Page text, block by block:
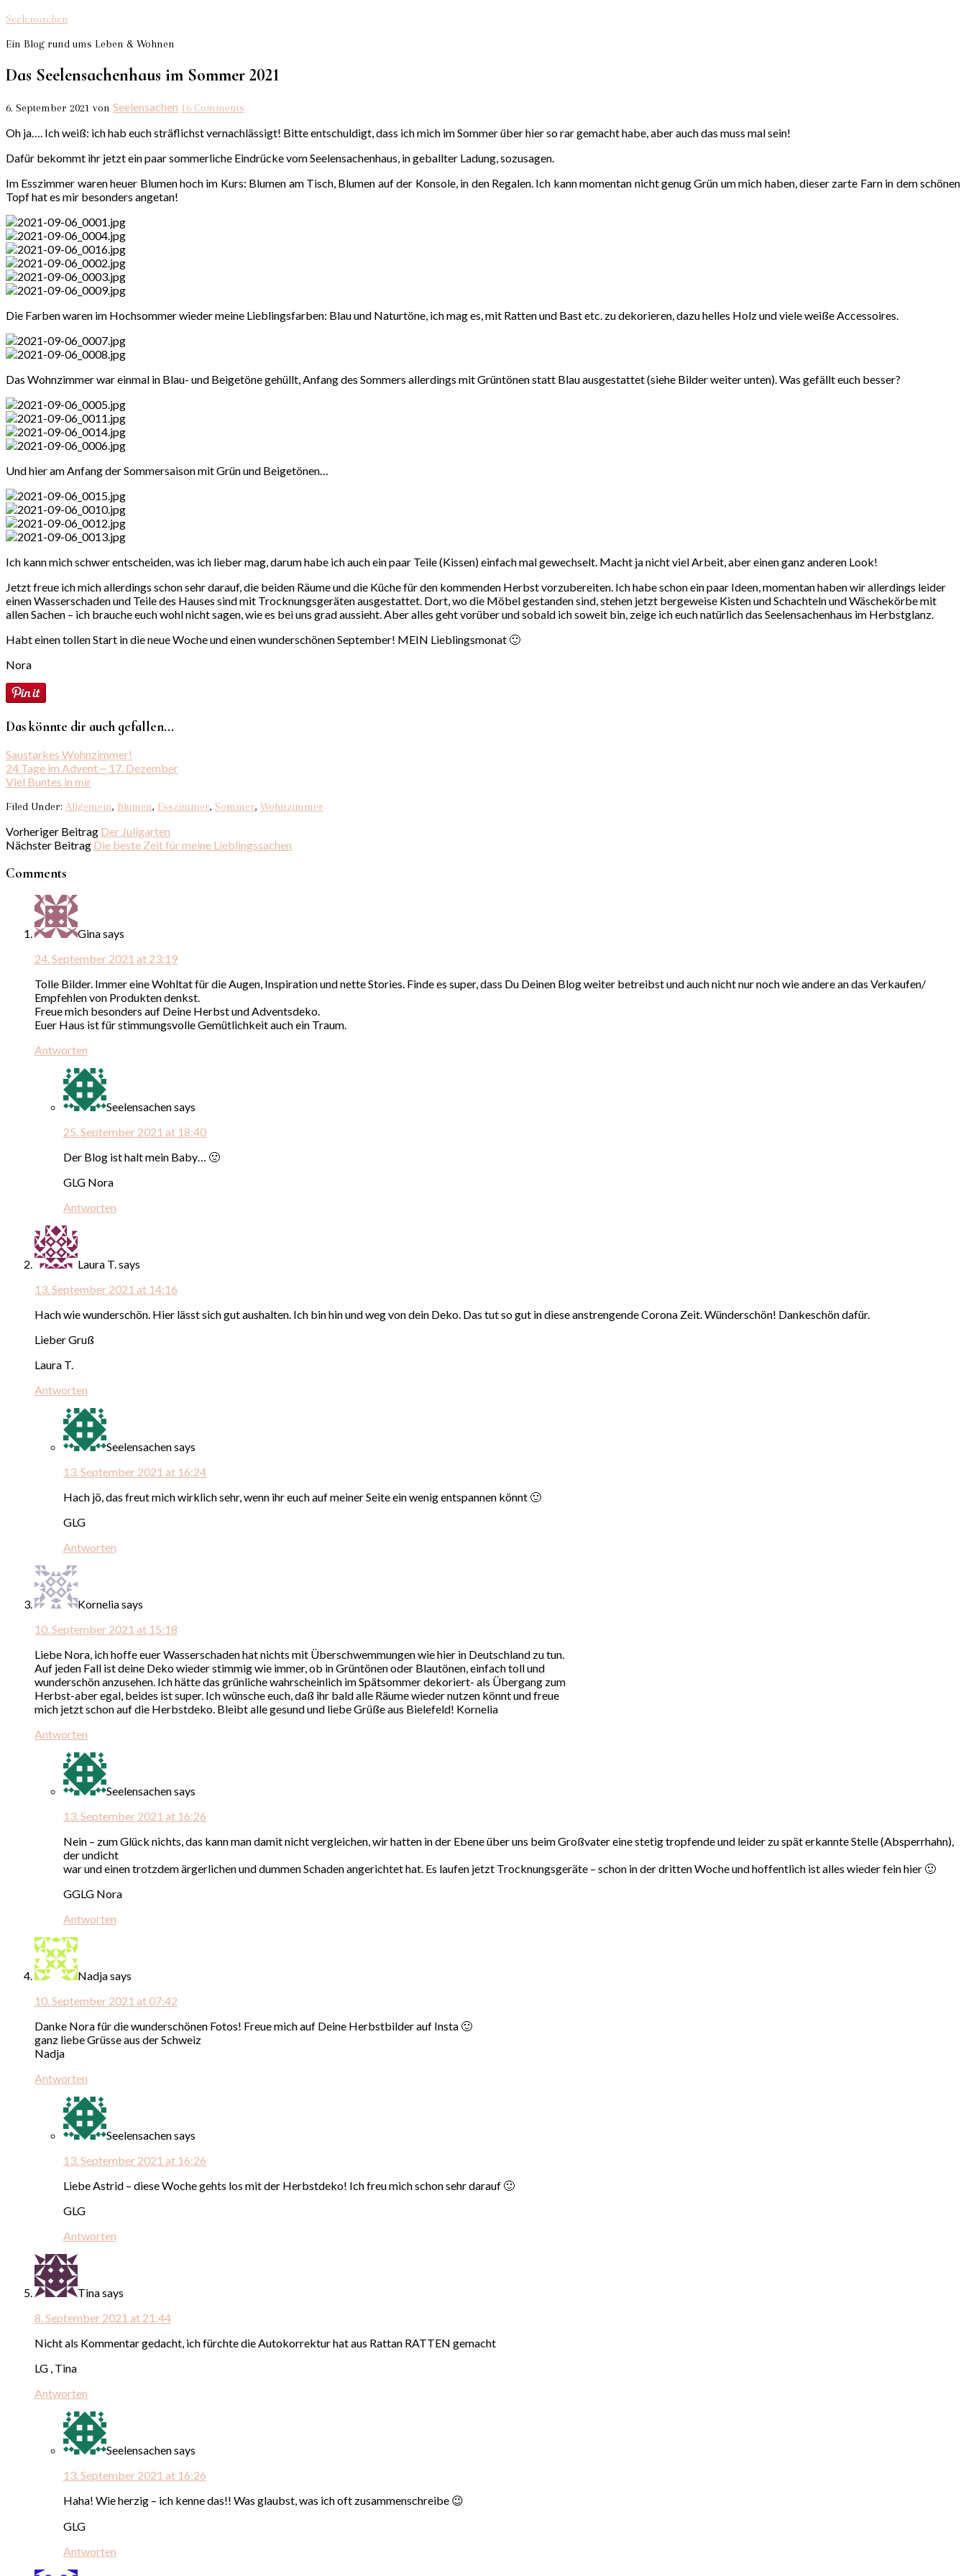
Seelensachen
Ein Blog rund ums Leben & Wohnen
Das Seelensachenhaus im Sommer 2021
6. September 2021 von Seelensachen 16 Comments
Oh ja…. Ich weiß: ich hab euch sträflichst vernachlässigt! Bitte entschuldigt, dass ich mich im Sommer über hier so rar gemacht habe, aber auch das muss mal sein!
Dafür bekommt ihr jetzt ein paar sommerliche Eindrücke vom Seelensachenhaus, in geballter Ladung, sozusagen.
Im Esszimmer waren heuer Blumen hoch im Kurs: Blumen am Tisch, Blumen auf der Konsole, in den Regalen. Ich kann momentan nicht genug Grün um mich haben, dieser zarte Farn in dem schönen
Topf hat es mir besonders angetan!
Die Farben waren im Hochsommer wieder meine Lieblingsfarben: Blau und Naturtöne, ich mag es, mit Ratten und Bast etc. zu dekorieren, dazu helles Holz und viele weiße Accessoires.
Das Wohnzimmer war einmal in Blau- und Beigetöne gehüllt, Anfang des Sommers allerdings mit Grüntönen statt Blau ausgestattet (siehe Bilder weiter unten). Was gefällt euch besser?
Und hier am Anfang der Sommersaison mit Grün und Beigetönen…
Ich kann mich schwer entscheiden, was ich lieber mag, darum habe ich auch ein paar Teile (Kissen) einfach mal gewechselt. Macht ja nicht viel Arbeit, aber einen ganz anderen Look!
Jetzt freue ich mich allerdings schon sehr darauf, die beiden Räume und die Küche für den kommenden Herbst vorzubereiten. Ich habe schon ein paar Ideen, momentan haben wir allerdings leider
einen Wasserschaden und Teile des Hauses sind mit Trocknungsgeräten ausgestattet. Dort, wo die Möbel gestanden sind, stehen jetzt bergeweise Kisten und Schachteln und Wäschekörbe mit
allen Sachen – ich brauche euch wohl nicht sagen, wie es bei uns grad aussieht. Aber alles geht vorüber und sobald ich soweit bin, zeige ich euch natürlich das Seelensachenhaus im Herbstglanz.
Habt einen tollen Start in die neue Woche und einen wunderschönen September! MEIN Lieblingsmonat 🙂
Nora
Das könnte dir auch gefallen...
Saustarkes Wohnzimmer!
24 Tage im Advent ~ 17. Dezember
Viel Buntes in mir
Filed Under: Allgemein, Blumen, Esszimmer, Sommer, Wohnzimmer
Vorheriger Beitrag Der Juligarten
Nächster Beitrag Die beste Zeit für meine Lieblingssachen
Comments
Ginasays
24. September 2021 at 23:19
Tolle Bilder. Immer eine Wohltat für die Augen, Inspiration und nette Stories. Finde es super, dass Du Deinen Blog weiter betreibst und auch nicht nur noch wie andere an das Verkaufen/
Empfehlen von Produkten denkst.
Freue mich besonders auf Deine Herbst und Adventsdeko.
Euer Haus ist für stimmungsvolle Gemütlichkeit auch ein Traum.
Antworten
Seelensachensays
25. September 2021 at 18:40
Der Blog ist halt mein Baby… 🙂
GLG Nora
Antworten
Laura T. says
13. September 2021 at 14:16
Hach wie wunderschön. Hier lässt sich gut aushalten. Ich bin hin und weg von dein Deko. Das tut so gut in diese anstrengende Corona Zeit. Wünderschön! Dankeschön dafür.
Lieber Gruß
Laura T.
Antworten
Seelensachensays
13. September 2021 at 16:24
Hach jö, das freut mich wirklich sehr, wenn ihr euch auf meiner Seite ein wenig entspannen könnt 🙂
GLG
Antworten
Korneliasays
10. September 2021 at 15:18
Liebe Nora, ich hoffe euer Wasserschaden hat nichts mit Überschwemmungen wie hier in Deutschland zu tun.
Auf jeden Fall ist deine Deko wieder stimmig wie immer, ob in Grüntönen oder Blautönen, einfach toll und
wunderschön anzusehen. Ich hätte das grünliche wahrscheinlich im Spätsommer dekoriert- als Übergang zum
Herbst-aber egal, beides ist super. Ich wünsche euch, daß ihr bald alle Räume wieder nutzen könnt und freue
mich jetzt schon auf die Herbstdeko. Bleibt alle gesund und liebe Grüße aus Bielefeld! Kornelia
Antworten
Seelensachensays
13. September 2021 at 16:26
Nein – zum Glück nichts, das kann man damit nicht vergleichen, wir hatten in der Ebene über uns beim Großvater eine stetig tropfende und leider zu spät erkannte Stelle (Absperrhahn),
der undicht
war und einen trotzdem ärgerlichen und dummen Schaden angerichtet hat. Es laufen jetzt Trocknungsgeräte – schon in der dritten Woche und hoffentlich ist alles wieder fein hier 🙂
GGLG Nora
Antworten
Nadjasays
10. September 2021 at 07:42
Danke Nora für die wunderschönen Fotos! Freue mich auf Deine Herbstbilder auf Insta 🙂
ganz liebe Grüsse aus der Schweiz
Nadja
Antworten
Seelensachensays
13. September 2021 at 16:26
Liebe Astrid – diese Woche gehts los mit der Herbstdeko! Ich freu mich schon sehr darauf 🙂
GLG
Antworten
Tinasays
8. September 2021 at 21:44
Nicht als Kommentar gedacht, ich fürchte die Autokorrektur hat aus Rattan RATTEN gemacht
LG , Tina
Antworten
Seelensachensays
13. September 2021 at 16:26
Haha! Wie herzig – ich kenne das!! Was glaubst, was ich oft zusammenschreibe 😉
GLG
Antworten